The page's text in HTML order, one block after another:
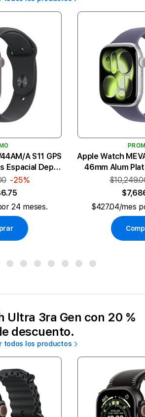
A S11 GPS
Espacial Dep
M/L-25%
24 meses.
Apple Watch
46mm Alum
$427.04/mes
Ultra 3ra Gen con 20 %
descuento.
todos los productos